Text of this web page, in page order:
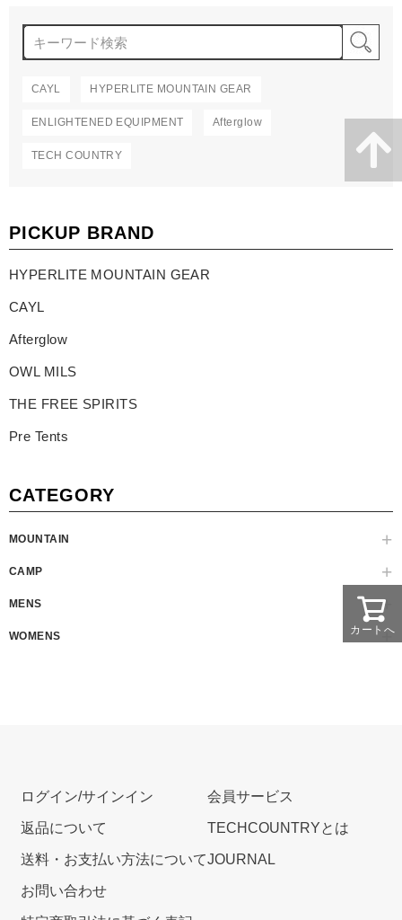
CAYL HYPERLITE MOUNTAIN GEAR
ENLIGHTENED EQUIPMENT Afterglow
TECH COUNTRY
PICKUP BRAND
HYPERLITE MOUNTAIN GEAR
CAYL
Afterglow
OWL MILS
THE FREE SPIRITS
Pre Tents
CATEGORY
MOUNTAIN
CAMP
MENS
WOMENS
カートへ
ログイン/サインイン
返品について
送料・お支払い方法について
お問い合わせ
会員サービス
TECHCOUNTRYとは
JOURNAL